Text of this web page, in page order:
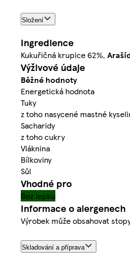
Složení
Ingredience
Kukuřičná krupice 62%,
Výživové údaje
Běžné hodnoty
Energetická hodnota
Tuky
z toho nasycené mastné
Sacharidy
z toho cukry
Vláknina
Bílkoviny
Sůl
Vhodné pro
Bez lepku
Informace o alergenech
Výrobek může obsahovat
Skladování a příprava